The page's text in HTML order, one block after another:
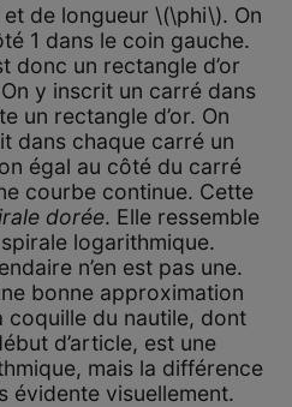
de longueur \(\phi\). On
1 dans le coin gauche.
donc un rectangle d’or
y inscrit un carré dans
un rectangle d’or. On
dans chaque carré un
égal au côté du carré
courbe continue. Cette
dorée. Elle ressemble
logarithmique.
n’en est pas une.
bonne approximation
coquille du nautile, dont
d’article, est une
mais la différence
évidente visuellement.